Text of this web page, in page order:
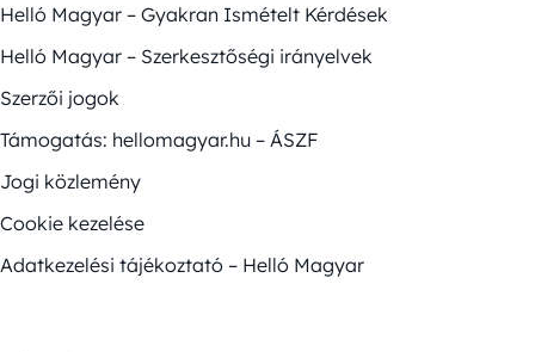
Helló Magyar – Gyakran Ismételt Kérdések
Helló Magyar – Szerkesztőségi irányelvek
Szerzői jogok
Támogatás: hellomagyar.hu – ÁSZF
Jogi közlemény
Cookie kezelése
Adatkezelési tájékoztató – Helló Magyar